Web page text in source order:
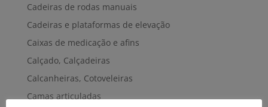
Cadeiras de rodas manuais
Cadeiras e plataformas de elevação
Caixas de medicação e afins
Calçado, Calçadeiras
Calcanheiras, Cotoveleiras
Camas articuladas